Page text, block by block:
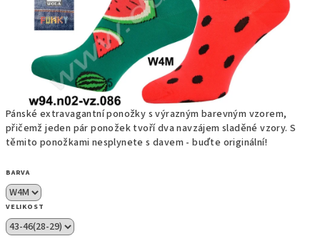
Pánské extravagantní ponožky s výrazným barevným vzorem,
přičemž jeden pár ponožek tvoří dva navzájem sladěné vzory. S
těmito ponožkami nesplynete s davem - buďte originální!
BARVA
VELIKOST